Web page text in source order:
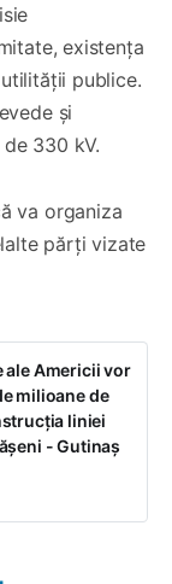
existența
publice.
și
330 kV.
va organiza
părți vizate
ale Americii vor
milioane de
liniei
- Gutinaș